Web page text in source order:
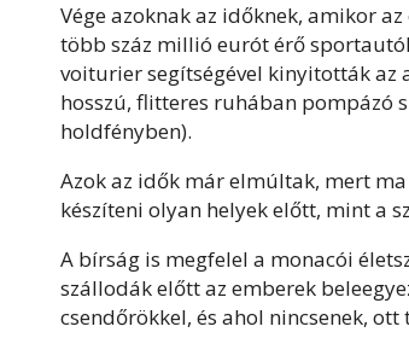
Vége azoknak az időknek, amikor
több száz millió eurót érő
voiturier segítségével kinyitották az
hosszú, flitteres ruhában pompázó
holdfényben).
Azok az idők már elmúltak, mert
készíteni olyan helyek előtt, mint a
A bírság is megfelel a monacói
szállodák előtt az emberek
csendőrökkel, és ahol nincsenek,